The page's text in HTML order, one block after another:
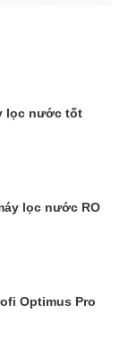
lọc nước tốt
lọc nước RO
Optimus Pro